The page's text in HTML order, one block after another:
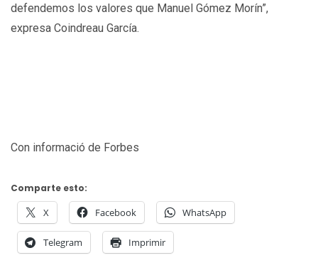
defendemos los valores que Manuel Gómez Morín”,
expresa Coindreau García.
Con informació de Forbes
Comparte esto:
X Facebook WhatsApp
Telegram Imprimir